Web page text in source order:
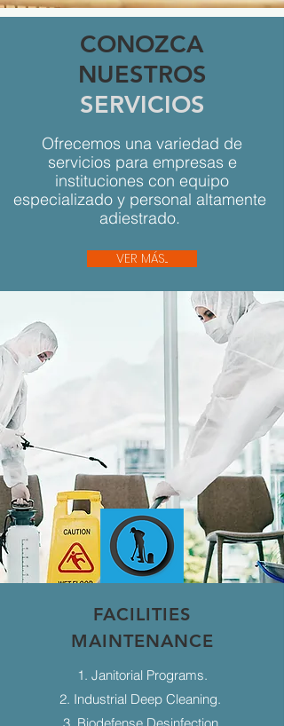
CONOZCA
NUESTROS
SERVICIOS
Ofrecemos una variedad de
servicios para empresas e
instituciones con equipo
especializado y personal altamente
adiestrado.
VER MÁS...
FACILITIES
MAINTENANCE
1. Janitorial Programs.
2. Industrial Deep Cleaning.
3. Biodefense Desinfection.